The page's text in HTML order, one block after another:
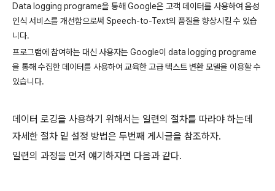
Data logging programe을 통해 Google은 고객 데이터를 사용하여 음성
인식 서비스를 개선함으로써 Speech-to-Text의 품질을 향상시킬 수 있습
니다.
프로그램에 참여하는 대신 사용자는 Google이 data logging programe
을 통해 수집한 데이터를 사용하여 교육한 고급 텍스트 변환 모델을 이용할 수
있습니다.
데이터 로깅을 사용하기 위해서는 일련의 절차를 따라야 하는데
자세한 절차 밑 설정 방법은 두번째 게시글을 참조하자.
일련의 과정을 먼저 얘기하자면 다음과 같다.